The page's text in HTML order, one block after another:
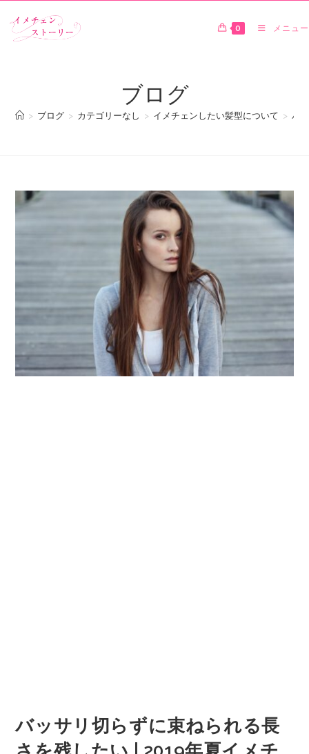
0 メニュー
ブログ
> ブログ > カテゴリーなし > イメチェンしたい髪型について > バ
バッサリ切らずに束ねられる長